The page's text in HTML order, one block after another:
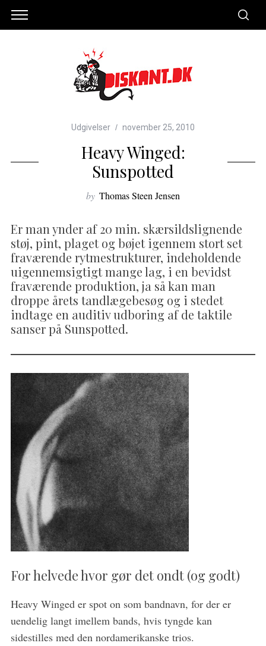
Udgivelser november 25, 2010
Heavy Winged:
Sunspotted
by Thomas Steen Jensen
Er man ynder af 20 min. skærsildslignende
støj, pint, plaget og bøjet igennem stort set
fraværende rytmestrukturer, indeholdende
uigennemsigtigt mange lag, i en bevidst
fraværende produktion, ja så kan man
droppe årets tandlægebesøg og i stedet
indtage en auditiv udboring af de taktile
sanser på Sunspotted.
For helvede hvor gør det ondt (og godt)
Heavy Winged er spot on som bandnavn, for der er
uendelig langt imellem bands, hvis tyngde kan
sidestilles med den nordamerikanske trios.